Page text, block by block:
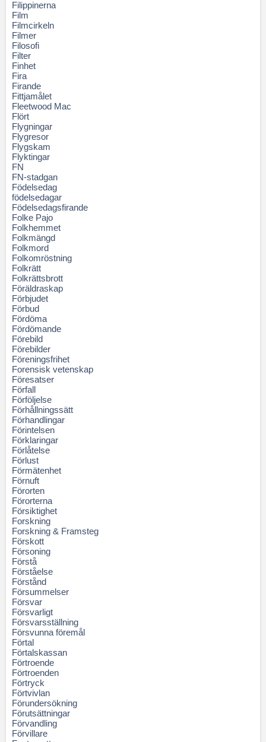
Filippinerna
Film
Filmcirkeln
Filmer
Filosofi
Filter
Finhet
Fira
Firande
Fittjamålet
Fleetwood Mac
Flört
Flygningar
Flygresor
Flygskam
Flyktingar
FN
FN-stadgan
Födelsedag
födelsedagar
Födelsedagsfirande
Folke Pajo
Folkhemmet
Folkmängd
Folkmord
Folkomröstning
Folkrätt
Folkrättsbrott
Föräldraskap
Förbjudet
Förbud
Fördöma
Fördömande
Förebild
Förebilder
Föreningsfrihet
Forensisk vetenskap
Föresatser
Förfall
Förföljelse
Förhållningssätt
Förhandlingar
Förintelsen
Förklaringar
Förlåtelse
Förlust
Förmätenhet
Förnuft
Förorten
Förorterna
Försiktighet
Forskning
Forskning & Framsteg
Förskott
Försoning
Förstå
Förståelse
Förstånd
Försummelser
Försvar
Försvarligt
Försvarsställning
Försvunna föremål
Förtal
Förtalskassan
Förtroende
Förtroenden
Förtryck
Förtvivlan
Förundersökning
Förutsättningar
Förvandling
Förvillare